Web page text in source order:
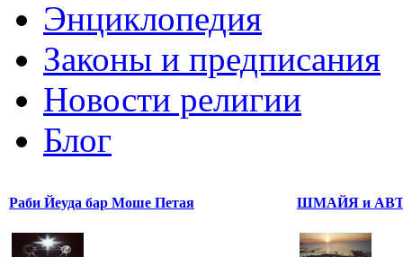
Энциклопедия
Законы и предписания
Новости религии
Блог
Раби Йеуда бар Моше Петая ШМАЙЯ и